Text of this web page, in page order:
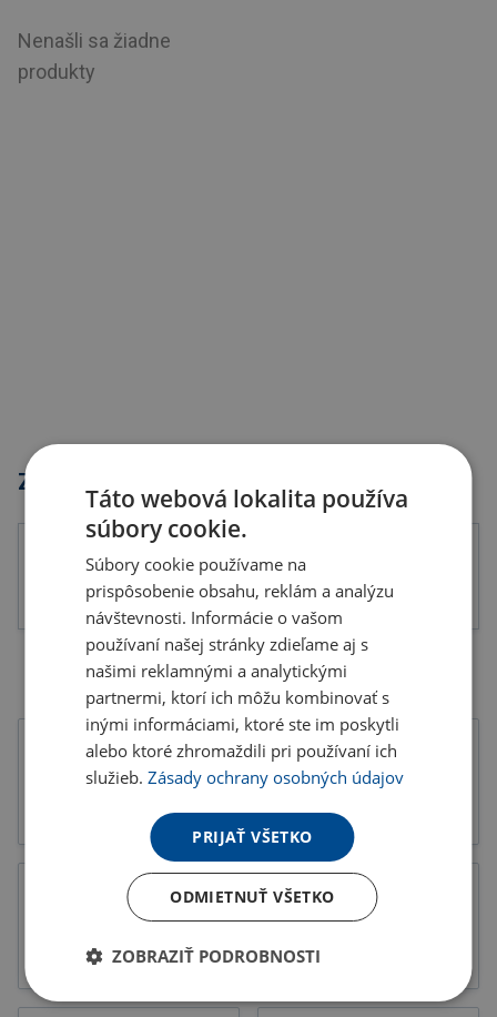
Nenašli sa žiadne
produkty
Značky
Letáky
Táto webová lokalita používa
súbory cookie.
Súbory cookie používame na
prispôsobenie obsahu, reklám a analýzu
návštevnosti. Informácie o vašom
používaní našej stránky zdieľame aj s
našimi reklamnými a analytickými
partnermi, ktorí ich môžu kombinovať s
inými informáciami, ktoré ste im poskytli
alebo ktoré zhromaždili pri používaní ich
služieb.Zásady ochrany osobných údajov
PRIJAŤ VŠETKO
ODMIETNUŤ VŠETKO
ZOBRAZIŤ PODROBNOSTI